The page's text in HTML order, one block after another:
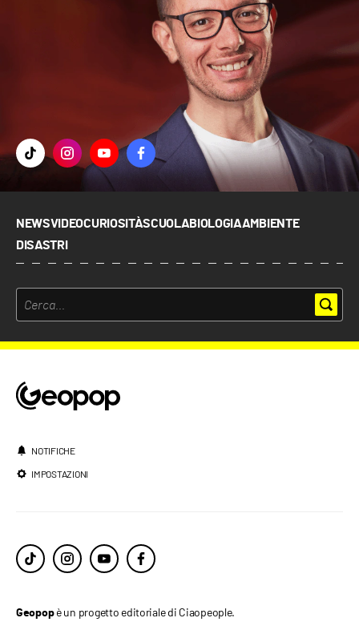
NEWSVIDEOCURIOSITÀSCUOLABIOLOGIAAMBIENTE
DISASTRI
NOTIFICHE
IMPOSTAZIONI
Geopopè un progetto editoriale di Ciaopeople.